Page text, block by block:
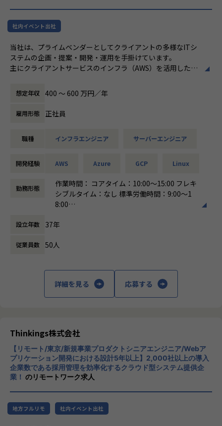
（C#／Python）
▼インフラ系
・ECクラウド基盤設計（AWS／VMware）
・アプリ向けサーバ設計構築（Docker／Azure）
ctive Directory）
＜安心のサポート体制＞
└配属先はチーム＋教育係体制で、すぐ相談できる環境を整
└入社直後は毎月、その後は隔月で面談。業務・人間関係・
キャリアを幅広く支援。
└日常的に連絡しやすく、安心して話せる関係性を構築。
・トラブル時は当日中に対応
・勉強会・交流会を年2回実施
└他案件の社員ともつながれる場を用意。ナレッジ共有も活
【業務の変更の範囲】
会社の定める範囲
社内イベント出社
当社は、プライムベンダーとしてクライアントの多様なITシ
ステムの企画・提案・開発・運用を手掛けています。
主にクライアントサービスのインフラ（AWS）を活用したシ
■具体的な業務内容
・AWSのクラウドサービスを活用したシステム基盤の設計/
構築/運用
ラの構成管理
・コンテナ基盤（Docker、Kubernetes等）の設計・構築
・Webサービス・アプリケーションのインフラ基盤の最適化
など
・ゲームプラットフォームのWebサイトサーバー構築・運用
・Webサイトサーバのオンプレミス→クラウド移行
■キャリアアップを全力で応援！
仕事をやってみたい！」「このスキルを伸ばしたい！」等、
今後のキャリアやスキル形成について個人に寄り添いヒアリ
ングした上でアサイン先を決定しています。個人のスキルア
ップ、キャリアパスに出来る限り添えるように、ひとりひと
りと向き合っています！
多様なクライアントやプロジェクトを通じて、フロントエン
ドからバックエンド、クラウド基盤の構築・運用まで、幅広
い技術領域の案件に携わることができます。フルスタックな
エンジニアとしてスキルの幅を伸ばしていただける環境で
想定年収 400 〜 600 万円／年
雇用形態 正社員
職種 インフラエンジニア サーバーエンジニア
開発経験 AWS Azure GCP Linux
勤務形態
作業時間： コアタイム：10:00～15:00 フレキ
シブルタイム：なし 標準労働時間：9:00～1
8:00
時間外労働の有無： 有（月平均0時間～20時
休憩時間： 60分
設立年数 37年
従業員数 50人
詳細を見る 応募する
Thinkings株式会社
【リモート/東京/新規事業プロダクトシニアエンジニア/Webア
プリケーション開発における設計5年以上】2,000社以上の導入
企業数である採用管理を効率化するクラウド型システム提供企
業！ のリモートワーク求人
地方フルリモ 社内イベント出社